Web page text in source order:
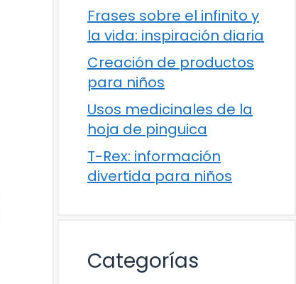
Frases sobre el infinito y
la vida: inspiración diaria
Creación de productos
para niños
Usos medicinales de la
hoja de pinguica
T-Rex: información
divertida para niños
Categorías